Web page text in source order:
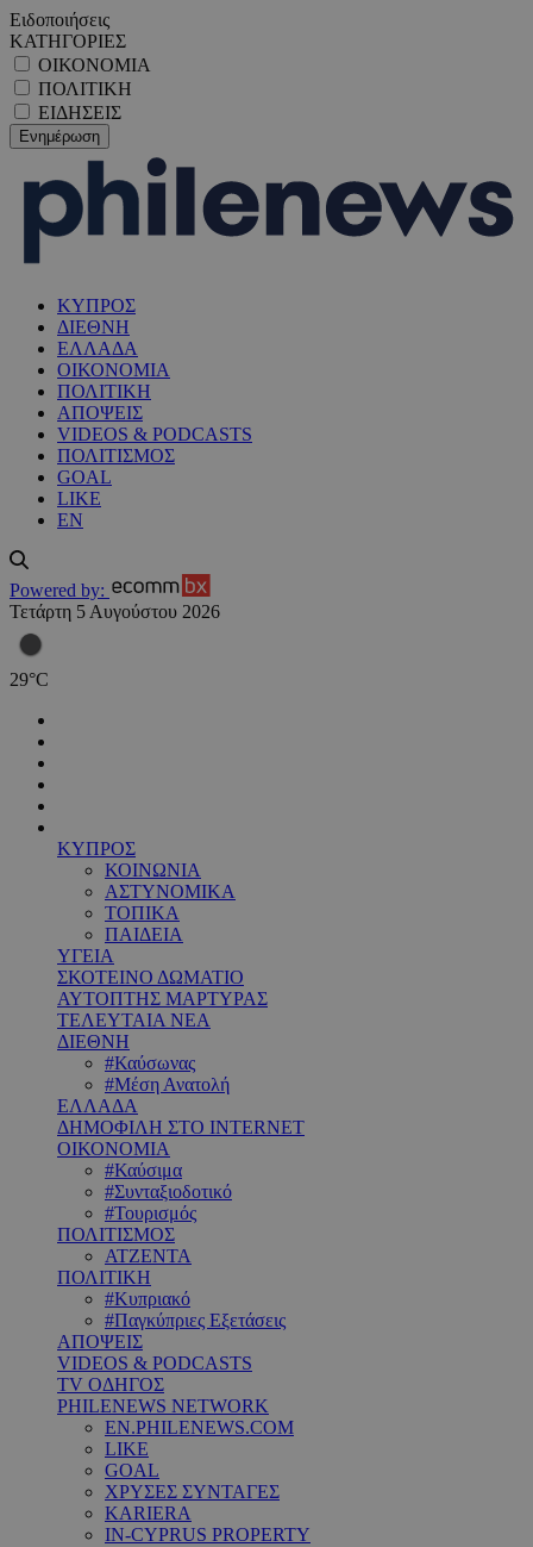
Ειδοποιήσεις
ΚΑΤΗΓΟΡΙΕΣ
ΟΙΚΟΝΟΜΙΑ
ΠΟΛΙΤΙΚΗ
ΕΙΔΗΣΕΙΣ
ΚΥΠΡΟΣ
ΔΙΕΘΝΗ
ΕΛΛΑΔΑ
ΟΙΚΟΝΟΜΙΑ
ΠΟΛΙΤΙΚΗ
ΑΠΟΨΕΙΣ
VIDEOS & PODCASTS
ΠΟΛΙΤΙΣΜΟΣ
GOAL
LIKE
EN
Powered by:
Τετάρτη 5 Αυγούστου 2026
29°C
ΚΥΠΡΟΣ
ΚΟΙΝΩΝΙΑ
ΑΣΤΥΝΟΜΙΚΑ
ΤΟΠΙΚΑ
ΠΑΙΔΕΙΑ
ΥΓΕΙΑ
ΣΚΟΤΕΙΝΟ ΔΩΜΑΤΙΟ
ΑΥΤΟΠΤΗΣ ΜΑΡΤΥΡΑΣ
ΤΕΛΕΥΤΑΙΑ ΝΕΑ
ΔΙΕΘΝΗ
#Καύσωνας
#Μέση Ανατολή
ΕΛΛΑΔΑ
ΔΗΜΟΦΙΛΗ ΣΤΟ INTERNET
ΟΙΚΟΝΟΜΙΑ
#Καύσιμα
#Συνταξιοδοτικό
#Τουρισμός
ΠΟΛΙΤΙΣΜΟΣ
ΑΤΖΕΝΤΑ
ΠΟΛΙΤΙΚΗ
#Κυπριακό
#Παγκύπριες Εξετάσεις
ΑΠΟΨΕΙΣ
VIDEOS & PODCASTS
TV ΟΔΗΓΟΣ
PHILENEWS NETWORK
EN.PHILENEWS.COM
LIKE
GOAL
ΧΡΥΣΕΣ ΣΥΝΤΑΓΕΣ
KARIERA
IN-CYPRUS PROPERTY